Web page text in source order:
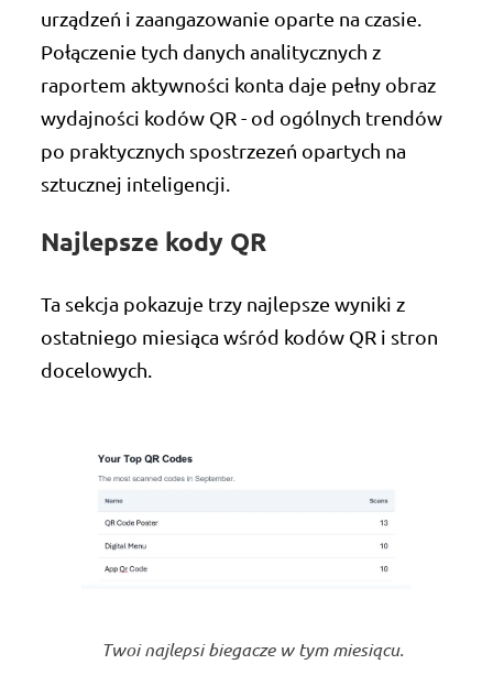
urządzeń i zaangazowanie oparte na czasie.
Połączenie tych danych analitycznych z
raportem aktywności konta daje pełny obraz
wydajności kodów QR - od ogólnych trendów
po praktycznych spostrzezeń opartych na
sztucznej inteligencji.
Najlepsze kody QR
Ta sekcja pokazuje trzy najlepsze wyniki z
ostatniego miesiąca wśród kodów QR i stron
docelowych.
Twoi najlepsi biegacze w tym miesiącu.